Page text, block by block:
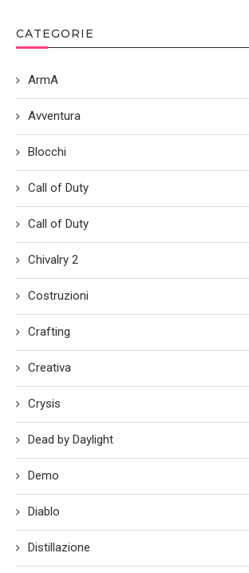
CATEGORIE
ArmA
Avventura
Blocchi
Call of Duty
Call of Duty
Chivalry 2
Costruzioni
Crafting
Creativa
Crysis
Dead by Daylight
Demo
Diablo
Distillazione